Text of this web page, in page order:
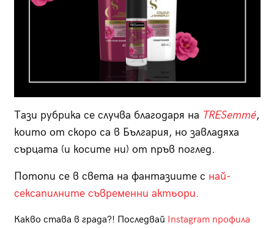
Тази рубрика се случва благодаря на TRESemmé,
които от скоро са в България, но завладяха
сърцата (и косите ни) от пръв поглед.
Потопи се в света на фантазиите с най-
сексапилните съвременни актьори.
Какво става в града?! Последвай Instagram профила